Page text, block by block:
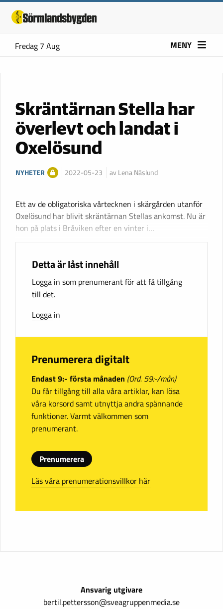
Fredag 7 Aug MENY
Skräntärnan Stella har
överlevt och landat i
Oxelösund
NYHETER 2022-05-23 av Lena Näslund
Ett av de obligatoriska vårtecknen i skärgården utanför
Oxelösund har blivit skräntärnan Stellas ankomst. Nu är
hon på plats i Bråviken efter en vinter i…
Detta är låst innehåll
Logga in som prenumerant för att få tillgång
till det.
Logga in
Prenumerera digitalt
Endast 9:- första månaden (Ord. 59:-/mån)
Du får tillgång till alla våra artiklar, kan lösa
våra korsord samt utnyttja andra spännande
funktioner. Varmt välkommen som
prenumerant.
Prenumerera
Läs våra prenumerationsvillkor här
Ansvarig utgivare
bertil.pettersson@sveagruppenmedia.se